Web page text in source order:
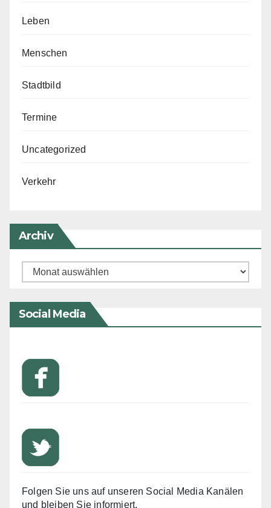
Leben
Menschen
Stadtbild
Termine
Uncategorized
Verkehr
Archiv
Archiv
Social Media
Folgen Sie uns auf unseren Social Media Kanälen
und bleiben Sie informiert.